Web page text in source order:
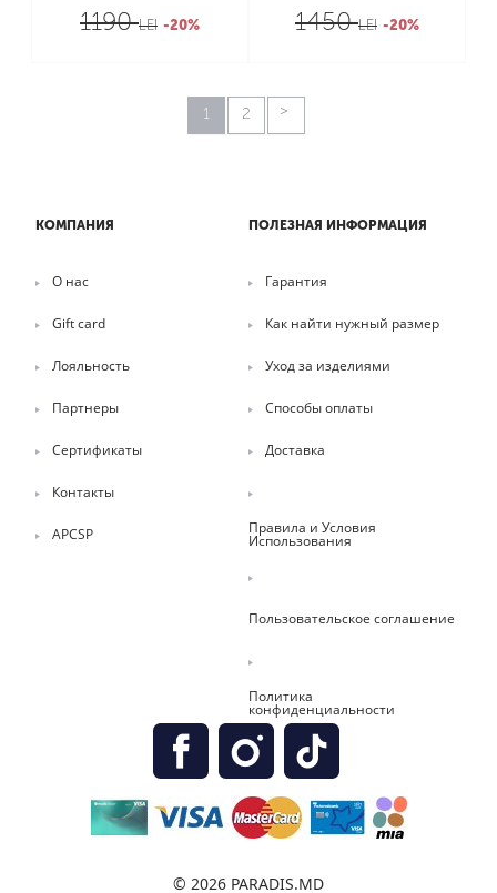
1190LEI -20% 1450LEI -20%
1 2
КОМПАНИЯ
О нас
Gift card
Лояльность
Партнеры
Сертификаты
Контакты
APCSP
ПОЛЕЗНАЯ ИНФОРМАЦИЯ
Гарантия
Как найти нужный размер
Уход за изделиями
Способы оплаты
Доставка
Правила и Условия
Использования
Пользовательское соглашение
Политика
конфиденциальности
© 2026 PARADIS.MD